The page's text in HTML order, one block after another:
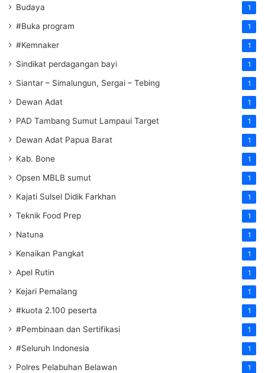
Budaya 1
#Buka program 1
#Kemnaker 1
Sindikat perdagangan bayi 1
Siantar – Simalungun, Sergai – Tebing 1
Dewan Adat 1
PAD Tambang Sumut Lampaui Target 1
Dewan Adat Papua Barat 1
Kab. Bone 1
Opsen MBLB sumut 1
Kajati Sulsel Didik Farkhan 1
Teknik Food Prep 1
Natuna 1
Kenaikan Pangkat 1
Apel Rutin 1
Kejari Pemalang 1
#kuota 2.100 peserta 1
#Pembinaan dan Sertifikasi 1
#Seluruh Indonesia 1
Polres Pelabuhan Belawan 1